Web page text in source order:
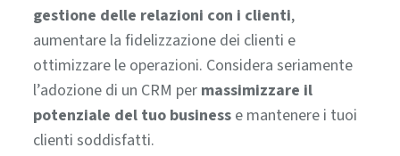
gestione delle relazioni con i clienti,
aumentare la fidelizzazione dei clienti e
ottimizzare le operazioni. Considera seriamente
l’adozione di un CRM per massimizzare il
potenziale del tuo businesse mantenere i tuoi
clienti soddisfatti.